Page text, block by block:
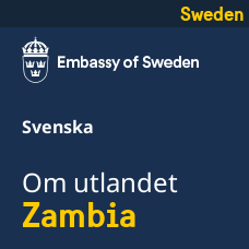
Svenska
Om utlandet
Zambia